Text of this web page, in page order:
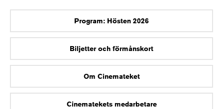
Program: Hösten 2026
Biljetter och förmånskort
Om Cinemateket
Cinematekets medarbetare